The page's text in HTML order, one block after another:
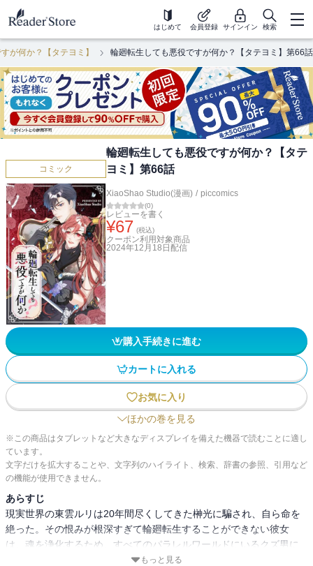
はじめて 会員登録 サインイン 検索
が何か？【タテヨミ】 輪廻転生しても悪役ですが何か？【タテヨミ】第66話
コミック
輪廻転生しても悪役ですが何か？【タテ
ヨミ】第66話
XiaoShao Studio(漫画) / piccomics
(0)
レビューを書く
¥67 (税込)
クーポン利用対象商品
2024年12月18日 配信
購入手続きに進む
カートに入れる
お気に入り
ほかの巻を見る
※この商品はタブレットなど大きなディスプレイを備えた機器で読むことに適し
ています。
文字だけを拡大することや、文字列のハイライト、検索、辞書の参照、引用など
の機能が使用できません。
あらすじ
現実世界の東雲ルリは20年間尽くしてきた榊光に騙され、自ら命を
絶った。その恨みが根深すぎて輪廻転生することができない彼女
は、魂を浄化するため、すべてのパラレルワールドにいるクズ男に
復讐していく。しかし思わぬ事態が発生…！？
もっと見る